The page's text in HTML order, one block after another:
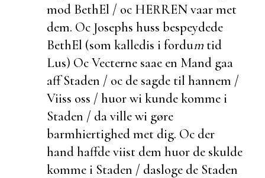
mod BethEl / oc HERREN vaar met
dem. Oc Josephs huss bespeydede
BethEl (som kalledis i fordum tid
Lus) Oc Vecterne saae en Mand gaa
aff Staden / oc de sagde til hannem /
Viiss oss / huor wi kunde komme i
Staden / da ville wi gøre
barmhiertighed met dig. Oc der
hand haffde viist dem huor de skulde
komme i Staden / dasloge de Staden